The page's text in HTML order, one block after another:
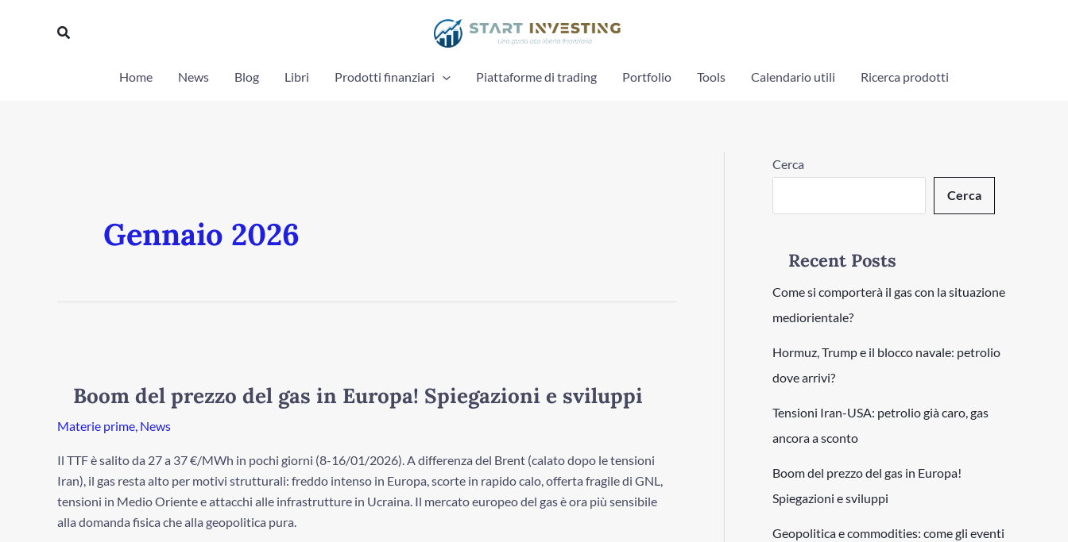
Cerca
Home News Blog Libri Prodotti finanziari Piattaforme di trading Portfolio Tools Calendario utili Ricerca prodotti
Gennaio 2026
Boom del prezzo del gas in Europa! Spiegazioni e sviluppi
Materie prime, News
Il TTF è salito da 27 a 37 €/MWh in pochi giorni (8-16/01/2026). A differenza del Brent (calato dopo le tensioni
Iran), il gas resta alto per motivi strutturali: freddo intenso in Europa, scorte in rapido calo, offerta fragile di GNL,
tensioni in Medio Oriente e attacchi alle infrastrutture in Ucraina. Il mercato europeo del gas è ora più sensibile
alla domanda fisica che alla geopolitica pura.
prezzo
gas
Europa!
Spiegazioni
e
sviluppi
Cerca
Cerca
Recent Posts
Come si comporterà il gas con la situazione
mediorientale?
Hormuz, Trump e il blocco navale: petrolio
dove arrivi?
Tensioni Iran-USA: petrolio già caro, gas
ancora a sconto
Boom del prezzo del gas in Europa!
Spiegazioni e sviluppi
Geopolitica e commodities: come gli eventi